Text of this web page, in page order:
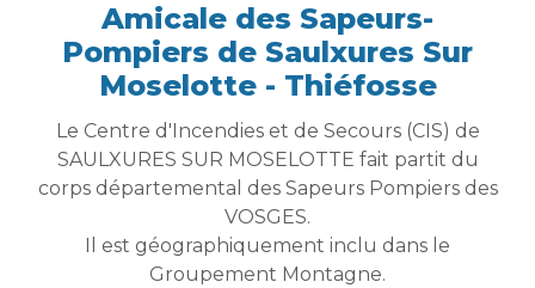
Amicale des Sapeurs-
Pompiers de Saulxures Sur
Moselotte - Thiéfosse
Le Centre d'Incendies et de Secours (CIS) de
SAULXURES SUR MOSELOTTE fait partit du
corps départemental des Sapeurs Pompiers des
VOSGES.
Il est géographiquement inclu dans le
Groupement Montagne.